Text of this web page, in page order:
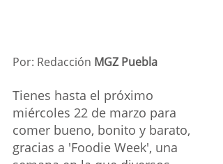
Por: Redacción MGZ Puebla
Tienes hasta el próximo
miércoles 22 de marzo para
comer bueno, bonito y barato,
gracias a 'Foodie Week', una